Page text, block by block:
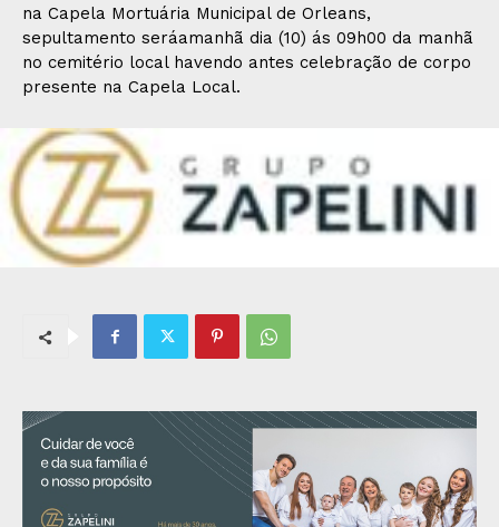
na Capela Mortuária Municipal de Orleans,
sepultamento seráamanhã dia (10) ás 09h00 da manhã
no cemitério local havendo antes celebração de corpo
presente na Capela Local.